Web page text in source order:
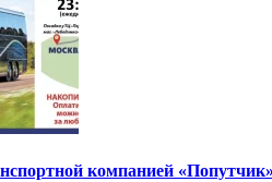
компанией «Попутчик»